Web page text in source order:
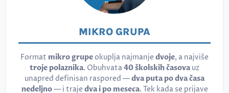
MIKRO GRUPA
Format mikro grupeokuplja najmanje dvoje, a najviše
troje polaznika. Obuhvata40 školskih časova uz
unapred definisan raspored —dva puta po dva časa
nedeljno— i traje dva i po meseca. Tek kada se prijave